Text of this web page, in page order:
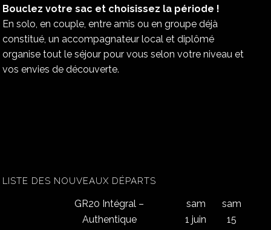
Bouclez votre sac et choisissez la période !
En solo, en couple, entre amis ou en groupe déjà
constitué, un accompagnateur local et diplômé
organise tout le séjour pour vous selon votre niveau et
vos envies de découverte.
LISTE DES NOUVEAUX DÉPARTS
GR20 Intégral –
Authentique
sam
1 juin
sam
15